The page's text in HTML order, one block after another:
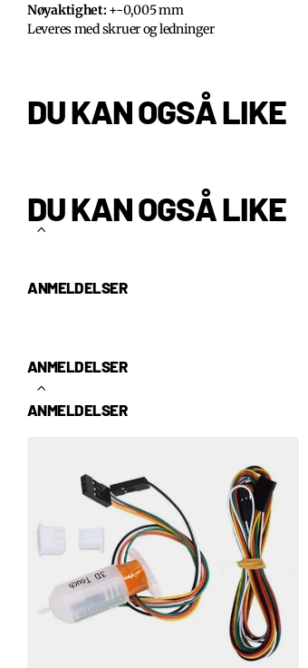
Nøyaktighet:+-0,005 mm
Leveres med skruer og ledninger
DU KAN OGSÅ LIKE
DU KAN OGSÅ LIKE
ANMELDELSER
ANMELDELSER
ANMELDELSER